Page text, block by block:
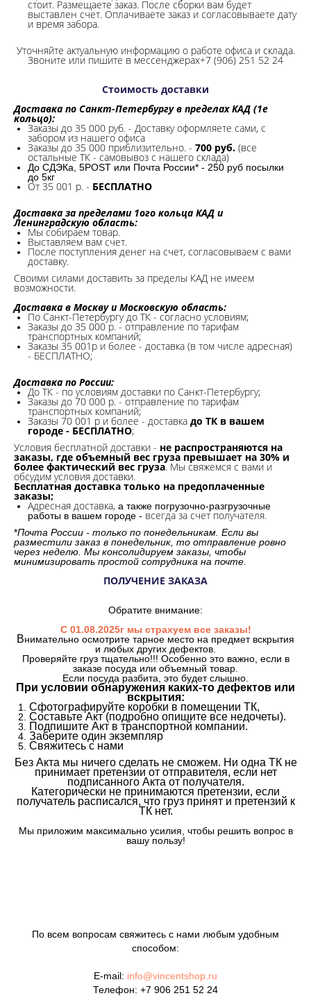
стоит. Размещаете заказ. После сборки вам будет
выставлен счет. Оплачиваете заказ и согласовываете дату
и время забора.
Уточняйте актуальную информацию о работе офиса и склада.
Звоните или пишите в мессенджерах+7 (906) 251 52 24
Стоимость доставки
Доставка по Санкт-Петербургу в пределах КАД (1е
кольцо):
Заказы до 35 000 руб. - Доставку оформляете сами, с
забором из нашего офиса
Заказы до 35 000 приблизительно. - 700 руб. (все
остальные ТК - самовывоз с нашего склада)
До СДЭКа, 5POST или Почта России* - 250 руб посылки
до 5кг
От 35 001 р. - БЕСПЛАТНО
Доставка за пределами 1ого кольца КАД и
Ленинградскую область:
Мы собираем товар.
Выставляем вам счет.
После поступления денег на счет, согласовываем с вами
доставку.
Своими силами доставить за пределы КАД не имеем
возможности.​
Доставка в Москву и Московскую область:
По Санкт-Петербургу до ТК - согласно условиям;
Заказы до 35 000 р. - отправление по тарифам
транспортных компаний;
Заказы 35 001р и более - доставка (в том числе адресная)
- БЕСПЛАТНО;
Доставка по России:
До ТК - по условиям доставки по Санкт-Петербургу;
Заказы до 70 000 р. - отправление по тарифам
транспортных компаний;
Заказы 70 001 р и более - доставка до ТК в вашем
городе - БЕСПЛАТНО;
Условия бесплатной доставки - не распространяются на
заказы, где объемный вес груза превышает на 30% и
более фактический вес груза. Мы свяжемся с вами и
обсудим условия доставки.
Бесплатная доставка только на предоплаченные
заказы;
Адресная доставка, а также погрузочно-разгрузочные
работы в вашем городе - всегда за счет получателя.
*Почта России - только по понедельникам. Если вы
разместили заказ в понедельник, то отправление ровно
через неделю. Мы консолидируем заказы, чтобы
минимизировать простой сотрудника на почте.
ПОЛУЧЕНИЕ ЗАКАЗА
Обратите внимание:
С 01.08.2025г мы страхуем все заказы!
Внимательно осмотрите тарное место на предмет вскрытия
и любых других дефектов.
Проверяйте груз тщательно!!! Особенно это важно, если в
заказе посуда или объемный товар.
Если посуда разбита, это будет слышно.
При условии обнаружения каких-то дефектов или
вскрытия:
Сфотографируйте коробки в помещении ТК,
Составьте Акт (подробно опишите все недочеты).
Подпишите Акт в транспортной компании.
Заберите один экземпляр
Свяжитесь с нами
Без Акта мы ничего сделать не сможем. Ни одна ТК не
принимает претензии от отправителя, если нет
подписанного Акта от получателя.
Категорически не принимаются претензии, если
получатель расписался, что груз принят и претензий к
ТК нет.
Мы приложим максимально усилия, чтобы решить вопрос в
вашу пользу!
По всем вопросам свяжитесь с нами любым удобным
способом:
E-mail: info@vincentshop.ru
Телефон: +7 906 251 52 24